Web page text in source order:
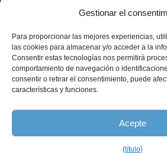
Gestionar el
Para proporcionar las mejores experiencias,
las cookies para almacenar y/o acceder a la
Consentir estas tecnologías nos permitirá
comportamiento de navegación o
consentir o retirar el consentimiento, puede
características y funciones.
Acepte
{título}
325 W Gowe Street, Kent,
Copyright 2025 Valley
Health Care